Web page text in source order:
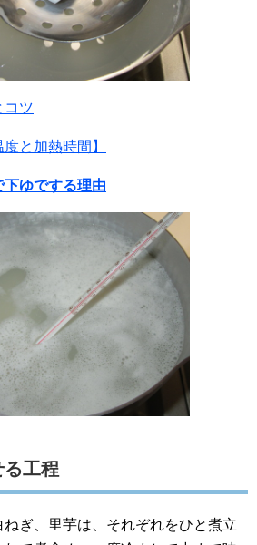
コツ
と加熱時間】
ゆでする理由
る工程
ねぎ、里芋は、それぞれをひと煮立